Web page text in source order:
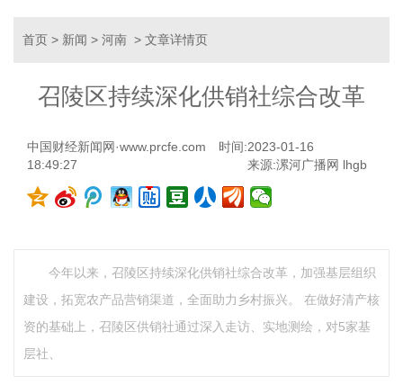
首页 > 新闻 > 河南 > 文章详情页
召陵区持续深化供销社综合改革
中国财经新闻网·www.prcfe.com
时间:2023-01-16
18:49:27
来源:漯河广播网 lhgb
今年以来，召陵区持续深化供销社综合改革，加强基层组织
建设，拓宽农产品营销渠道，全面助力乡村振兴。 在做好清产核
资的基础上，召陵区供销社通过深入走访、实地测绘，对5家基
层社、